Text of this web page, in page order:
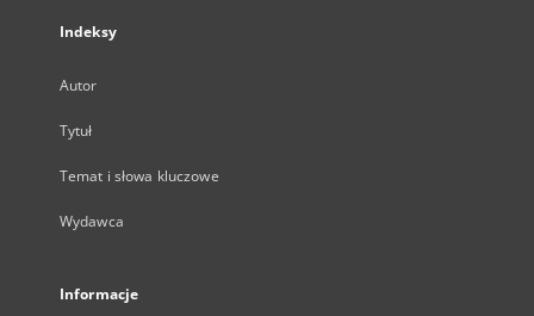
Indeksy
Autor
Tytuł
Temat i słowa kluczowe
Wydawca
Informacje